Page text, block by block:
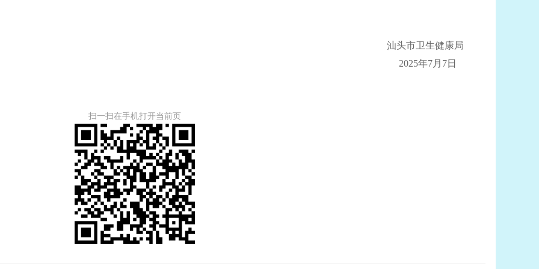
汕头市卫生健康局
2025年7月7日
扫一扫在手机打开当前页